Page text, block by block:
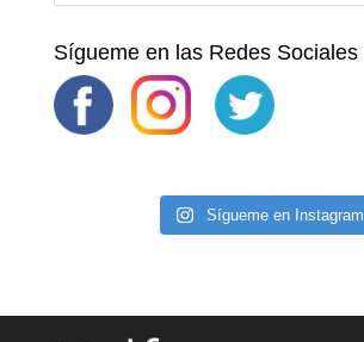
Sígueme en las Redes Sociales
Sígueme en Instagram